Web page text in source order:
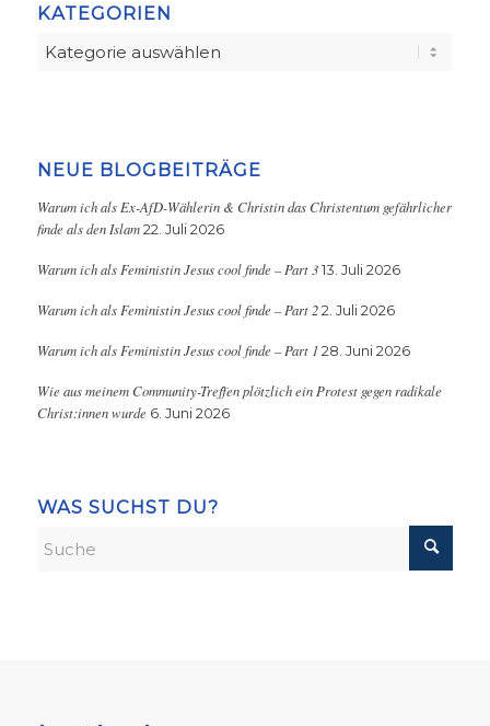
KATEGORIEN
Kategorien
NEUE BLOGBEITRÄGE
Warum ich als Ex-AfD-Wählerin & Christin das Christentum gefährlicher
finde als den Islam 22. Juli 2026
Warum ich als Feministin Jesus cool finde – Part 3 13. Juli 2026
Warum ich als Feministin Jesus cool finde – Part 2 2. Juli 2026
Warum ich als Feministin Jesus cool finde – Part 1 28. Juni 2026
Wie aus meinem Community-Treffen plötzlich ein Protest gegen radikale
Christ:innen wurde 6. Juni 2026
WAS SUCHST DU?